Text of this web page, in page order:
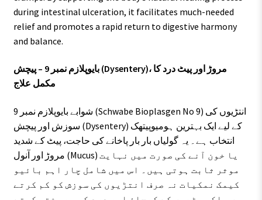
during intestinal ulceration, it facilitates much-needed
relief and promotes a rapid return to digestive harmony
and balance.
بایوپلازم نمبر 9 – پیچش (Dysentery)، مروڑ اور پیٹ درد کا
مکمل علاج
شوابے بایوپلازم نمبر 9 (Schwabe Bioplasgen No 9) انتڑیوں کی
سوزش اور پیچش (Dysentery) کے لیے ایک بہترین ہومیوپیتھک
انتخاب ہے۔ یہ گولیاں بار بار پاخانے کی حاجت، پیٹ کے شدید
مروڑ اور آنول (Mucus) یا خون آنے کی صورت میں نہایت
موثر ثابت ہوتی ہیں۔ اس میں شامل چار اہم بائیو
کیمک نمکیات نہ صرف انتڑیوں کی سوزش کو کم کرتے